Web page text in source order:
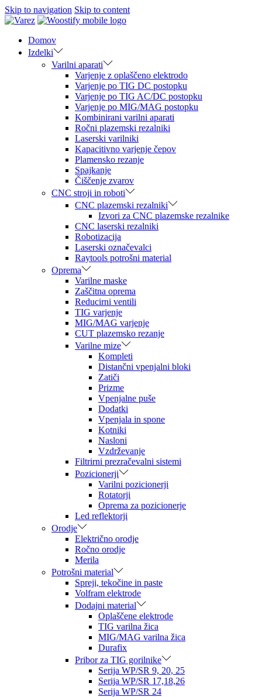
Skip to navigation Skip to content
Domov
Izdelki
Varilni aparati
Varjenje z oplaščeno elektrodo
Varjenje po TIG DC postopku
Varjenje po TIG AC/DC postopku
Varjenje po MIG/MAG postopku
Kombinirani varilni aparati
Ročni plazemski rezalniki
Laserski varilniki
Kapacitivno varjenje čepov
Plamensko rezanje
Spajkanje
Čiščenje zvarov
CNC stroji in roboti
CNC plazemski rezalniki
Izvori za CNC plazemske rezalnike
CNC laserski rezalniki
Robotizacija
Laserski označevalci
Raytools potrošni material
Oprema
Varilne maske
Zaščitna oprema
Reducirni ventili
TIG varjenje
MIG/MAG varjenje
CUT plazemsko rezanje
Varilne mize
Kompleti
Distančni vpenjalni bloki
Zatiči
Prizme
Vpenjalne puše
Dodatki
Vpenjala in spone
Kotniki
Nasloni
Vzdrževanje
Filtrirni prezračevalni sistemi
Pozicionerji
Varilni pozicionerji
Rotatorji
Oprema za pozicionerje
Led reflektorji
Orodje
Električno orodje
Ročno orodje
Merila
Potrošni material
Spreji, tekočine in paste
Volfram elektrode
Dodajni material
Oplaščene elektrode
TIG varilna žica
MIG/MAG varilna žica
Durafix
Pribor za TIG gorilnike
Serija WP/SR 9, 20, 25
Serija WP/SR 17,18,26
Serija WP/SR 24